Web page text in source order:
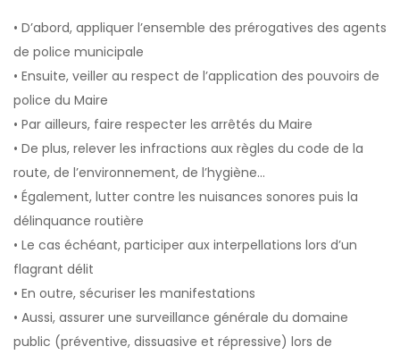
• D’abord, appliquer l’ensemble des prérogatives des agents
de police municipale
• Ensuite, veiller au respect de l’application des pouvoirs de
police du Maire
• Par ailleurs, faire respecter les arrêtés du Maire
• De plus, relever les infractions aux règles du code de la
route, de l’environnement, de l’hygiène…
• Également, lutter contre les nuisances sonores puis la
délinquance routière
• Le cas échéant, participer aux interpellations lors d’un
flagrant délit
• En outre, sécuriser les manifestations
• Aussi, assurer une surveillance générale du domaine
public (préventive, dissuasive et répressive) lors de